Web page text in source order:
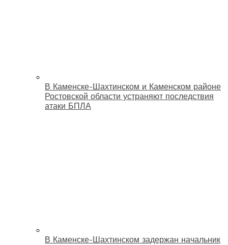
В Каменске-Шахтинском и Каменском районе
Ростовской области устраняют последствия
атаки БПЛА
В Каменске-Шахтинском задержан начальник